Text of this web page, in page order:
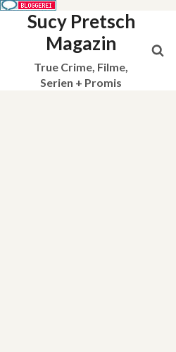
Sucy Pretsch
Magazin
True Crime, Filme,
Serien + Promis